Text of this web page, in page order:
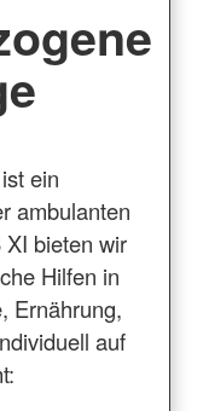
ein
ambulanten
bieten wir
Hilfen in
Ernährung,
auf